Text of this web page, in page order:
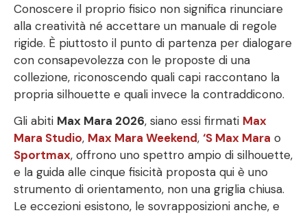
Conoscere il proprio fisico non significa rinunciare
alla creatività né accettare un manuale di regole
rigide. È piuttosto il punto di partenza per dialogare
con consapevolezza con le proposte di una
collezione, riconoscendo quali capi raccontano la
propria silhouette e quali invece la contraddicono.
Gli abiti Max Mara 2026, siano essi firmati Max
Mara Studio, Max Mara Weekend, ‘S Max Mara o
Sportmax, offrono uno spettro ampio di silhouette,
e la guida alle cinque fisicità proposta qui è uno
strumento di orientamento, non una griglia chiusa.
Le eccezioni esistono, le sovrapposizioni anche, e